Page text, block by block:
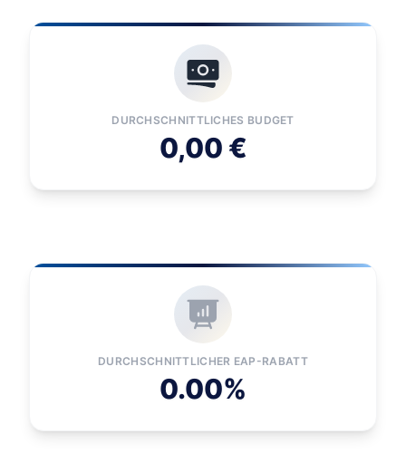
DURCHSCHNITTLICHES BUDGET
0,00 €
DURCHSCHNITTLICHER EAP-RABATT
0.00%